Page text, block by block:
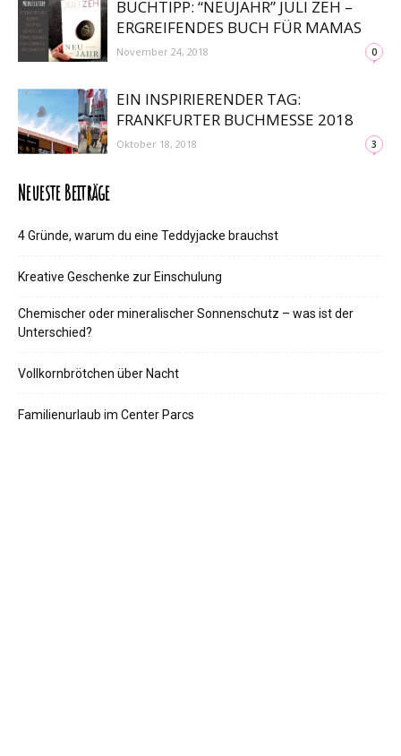
BUCHTIPP: “NEUJAHR” JULI ZEH –
ERGREIFENDES BUCH FÜR MAMAS
November 24, 2018 0
EIN INSPIRIERENDER TAG:
FRANKFURTER BUCHMESSE 2018
Oktober 18, 2018 3
Neueste Beiträge
4 Gründe, warum du eine Teddyjacke brauchst
Kreative Geschenke zur Einschulung
Chemischer oder mineralischer Sonnenschutz – was ist der
Unterschied?
Vollkornbrötchen über Nacht
Familienurlaub im Center Parcs